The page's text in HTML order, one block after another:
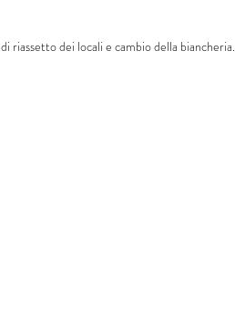
riassetto dei locali e cambio della biancheria.